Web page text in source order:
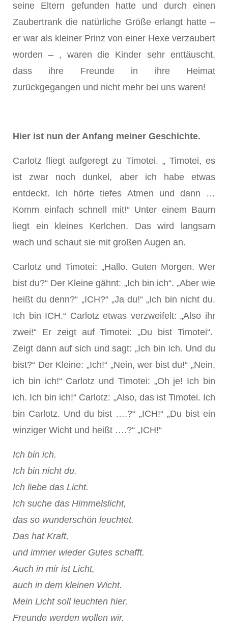
seine Eltern gefunden hatte und durch einen
Zaubertrank die natürliche Größe erlangt hatte –
er war als kleiner Prinz von einer Hexe verzaubert
worden – , waren die Kinder sehr enttäuscht,
dass ihre Freunde in ihre Heimat
zurückgegangen und nicht mehr bei uns waren!
Hier ist nun der Anfang meiner Geschichte.
Carlotz fliegt aufgeregt zu Timotei. „ Timotei, es
ist zwar noch dunkel, aber ich habe etwas
entdeckt. Ich hörte tiefes Atmen und dann …
Komm einfach schnell mit!“ Unter einem Baum
liegt ein kleines Kerlchen. Das wird langsam
wach und schaut sie mit großen Augen an.
Carlotz und Timotei: „Hallo. Guten Morgen. Wer
bist du?“ Der Kleine gähnt: „Ich bin ich“. „Aber wie
heißt du denn?“ „ICH?“ „Ja du!“ „Ich bin nicht du.
Ich bin ICH.“ Carlotz etwas verzweifelt: „Also ihr
zwei!“ Er zeigt auf Timotei: „Du bist Timotei“.
Zeigt dann auf sich und sagt: „Ich bin ich. Und du
bist?“ Der Kleine: „Ich!“ „Nein, wer bist du!“ „Nein,
ich bin ich!“ Carlotz und Timotei: „Oh je! Ich bin
ich. Ich bin ich!“ Carlotz: „Also, das ist Timotei. Ich
bin Carlotz. Und du bist ….?“ „ICH!“ „Du bist ein
winziger Wicht und heißt ….?“ „ICH!“
Ich bin ich.
Ich bin nicht du.
Ich liebe das Licht.
Ich suche das Himmelslicht,
das so wunderschön leuchtet.
Das hat Kraft,
und immer wieder Gutes schafft.
Auch in mir ist Licht,
auch in dem kleinen Wicht.
Mein Licht soll leuchten hier,
Freunde werden wollen wir.